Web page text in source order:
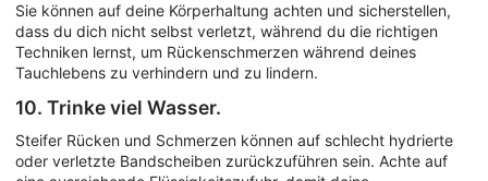
Sie können auf deine Körperhaltung achten und sicherstellen,
dass du dich nicht selbst verletzt, während du die richtigen
Techniken lernst, um Rückenschmerzen während deines
Tauchlebens zu verhindern und zu lindern.
10. Trinke viel Wasser.
Steifer Rücken und Schmerzen können auf schlecht hydrierte
oder verletzte Bandscheiben zurückzuführen sein. Achte auf